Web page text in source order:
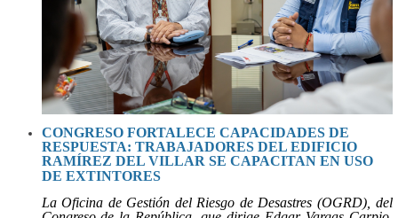
CONGRESO FORTALECE CAPACIDADES DE
RESPUESTA: TRABAJADORES DEL EDIFICIO
RAMÍREZ DEL VILLAR SE CAPACITAN EN USO
DE EXTINTORES
La Oficina de Gestión del Riesgo de Desastres (OGRD), del